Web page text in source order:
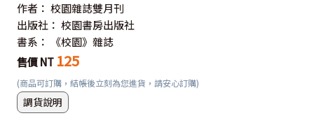
作者： 校園雜誌雙月刊
出版社： 校園書房出版社
書系：
《校園》雜誌
售價 NT 125
(商品可訂購，結帳後立刻為您進貨，請安心訂購)
調貨說明